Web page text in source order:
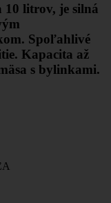
10 litrov, je silná
Spoľahlivé
Kapacita až
s bylinkami.